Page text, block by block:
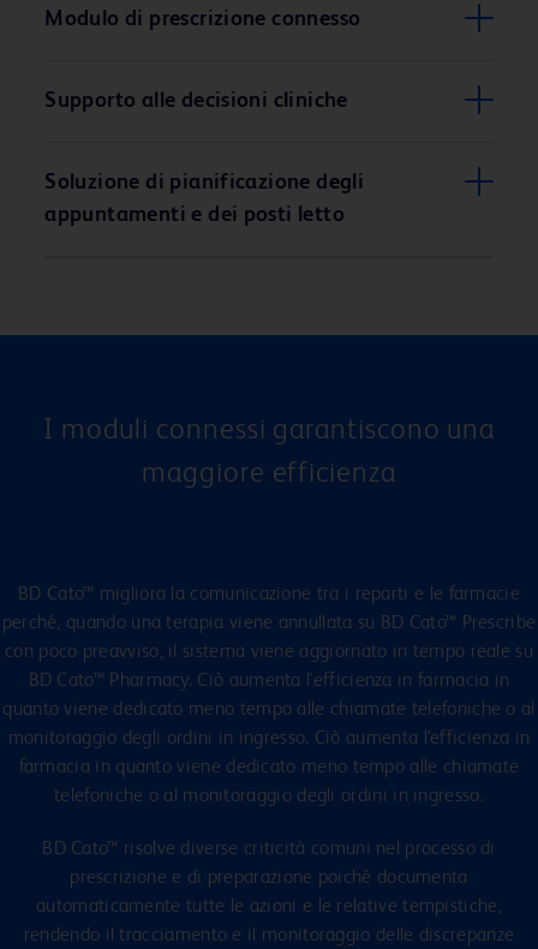
Modulo di prescrizione connesso
Supporto alle decisioni cliniche
Soluzione di pianificazione degli
appuntamenti e dei posti letto
I moduli connessi garantiscono una
maggiore efficienza
BD Cato™ migliora la comunicazione tra i reparti e le farmacie
perché, quando una terapia viene annullata su BD Cato™ Prescribe
con poco preavviso, il sistema viene aggiornato in tempo reale su
BD Cato™ Pharmacy. Ciò aumenta l'efficienza in farmacia in
quanto viene dedicato meno tempo alle chiamate telefoniche o al
monitoraggio degli ordini in ingresso. Ciò aumenta l'efficienza in
farmacia in quanto viene dedicato meno tempo alle chiamate
telefoniche o al monitoraggio degli ordini in ingresso.
BD Cato™ risolve diverse criticità comuni nel processo di
prescrizione e di preparazione poichè documenta
automaticamente tutte le azioni e le relative tempistiche,
rendendo il tracciamento e il monitoraggio delle discrepanze